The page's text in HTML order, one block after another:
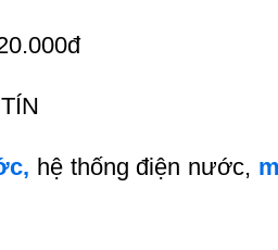
hệ thống điện nước,